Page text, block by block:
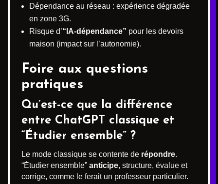
Dépendance au réseau : expérience dégradée
en zone 3G.
Risque d’“IA-dépendance” pour les devoirs
maison (impact sur l’autonomie).
Foire aux questions
pratiques
Qu’est-ce que la différence
entre ChatGPT classique et
“Étudier ensemble” ?
Le mode classique se contente de répondre.
“Étudier ensemble” anticipe, structure, évalue et
corrige, comme le ferait un professeur particulier.